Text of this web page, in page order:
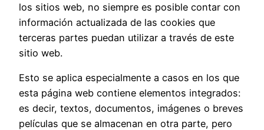
los sitios web, no siempre es posible contar con
información actualizada de las cookies que
terceras partes puedan utilizar a través de este
sitio web.
Esto se aplica especialmente a casos en los que
esta página web contiene elementos integrados:
es decir, textos, documentos, imágenes o breves
películas que se almacenan en otra parte, pero